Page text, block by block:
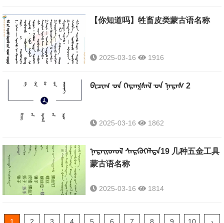
【你知道吗】牲畜皮类蒙古语名称
2025-03-16 1916
ᠪᠢᠴᠢᠭ ᠊ᠤᠨ ᠬᠡᠷᠡᠭᠰᠡᠯ ᠊ᠦᠨ ᠨᠡᠷᠡᠰ 2
2025-03-16 1862
ᠨᠡᠷᠡᠢᠳᠦᠯ ᠰᠡᠷᠭᠦᠭᠡᠯᠲᠡ19 几种五金工具
蒙古语名称
2025-03-16 1814